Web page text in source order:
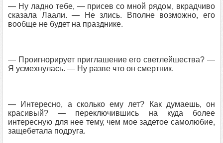
— Ну ладно тебе, — присев со мной рядом, вкрадчиво
сказала Лаали. — Не злись. Вполне возможно, его
вообще не будет на празднике.
— Проигнорирует приглашение его светлейшества? —
Я усмехнулась. — Ну разве что он смертник.
— Интересно, а сколько ему лет? Как думаешь, он
красивый? — переключившись на куда более
интересную для нее тему, чем мое задетое самолюбие,
защебетала подруга.